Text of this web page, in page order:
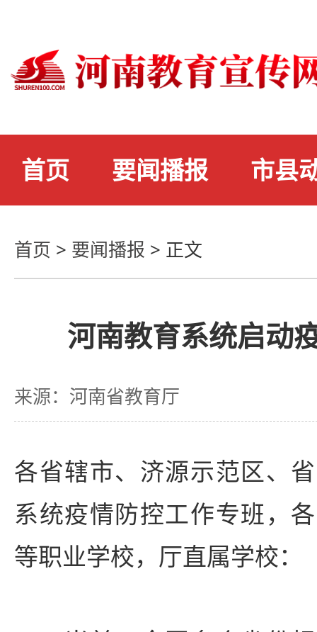
首页 要闻播报 市县
首页 > 要闻播报 > 正文
河南教育系统启动
来源：河南省教育厅
各省辖市、济源示范区、
系统疫情防控工作专班，
等职业学校，厅直属学校：